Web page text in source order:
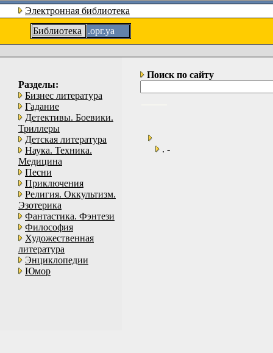
Электронная библиотека
Библиотека
.орг.уа
Разделы:
Бизнес литература
Гадание
Детективы. Боевики.
Триллеры
Детская литература
Наука. Техника.
Медицина
Песни
Приключения
Религия. Оккультизм.
Эзотерика
Фантастика. Фэнтези
Философия
Художественная
литература
Энциклопедии
Юмор
Поиск по сайту
. -